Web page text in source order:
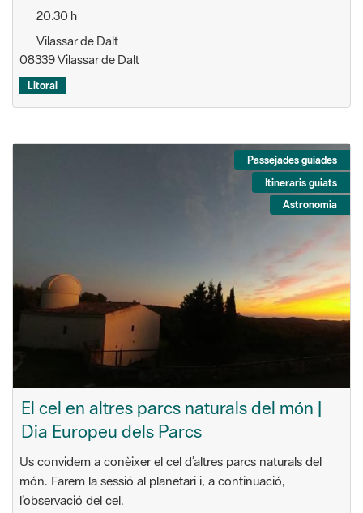
20.30 h
Vilassar de Dalt
08339 Vilassar de Dalt
Litoral
Passejades guiades
Itineraris guiats
Astronomia
El cel en altres parcs naturals del món |
Dia Europeu dels Parcs
Us convidem a conèixer el cel d’altres parcs naturals del
món. Farem la sessió al planetari i, a continuació,
l’observació del cel.